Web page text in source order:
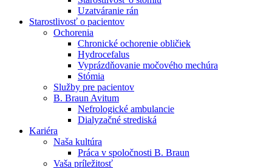
Uzatváranie rán
Starostlivosť o pacientov
Ochorenia
Chronické ochorenie obličiek
Hydrocefalus
Vyprázdňovanie močového mechúra
Stómia
Služby pre pacientov
B. Braun Avitum
Nefrologické ambulancie
Dialyzačné strediská
Kariéra
Naša kultúra
Práca v spoločnosti B. Braun
Vaša príležitosť